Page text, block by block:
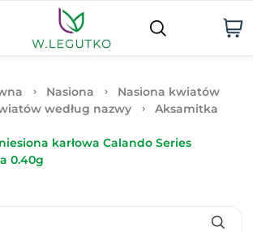
Nasiona
Nasiona kwiatów
według nazwy
Aksamitka
karłowa Calando Series
0.40g